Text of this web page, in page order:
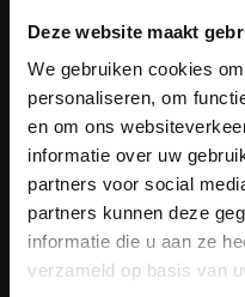
Deze website maakt
We gebruiken cookies
personaliseren, om
en om ons
informatie over uw
partners voor social
partners kunnen deze
informatie die u aan ze
verzameld op basis van